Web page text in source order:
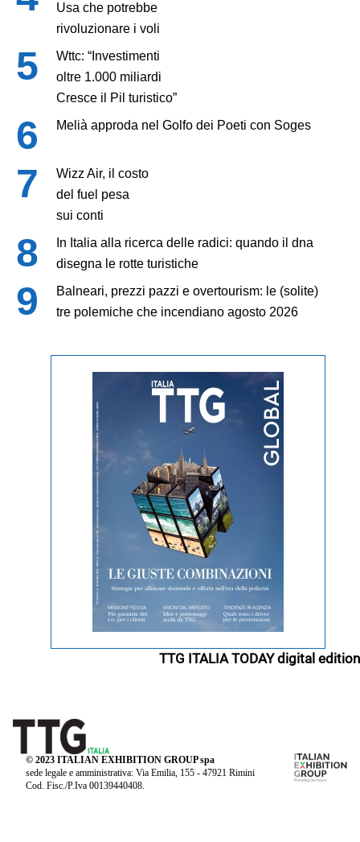
Usa che potrebbe
rivoluzionare i voli
Wttc: “Investimenti
oltre 1.000 miliardi
Cresce il Pil turistico”
Melià approda nel Golfo dei Poeti con Soges
Wizz Air, il costo
del fuel pesa
sui conti
In Italia alla ricerca delle radici: quando il dna
disegna le rotte turistiche
Balneari, prezzi pazzi e overtourism: le (solite)
tre polemiche che incendiano agosto 2026
TTG ITALIA TODAY digital edition
© 2023 ITALIAN EXHIBITION GROUP spa
sede legale e amministrativa: Via Emilia, 155 - 47921 Rimini
Cod. Fisc./P.Iva 00139440408.